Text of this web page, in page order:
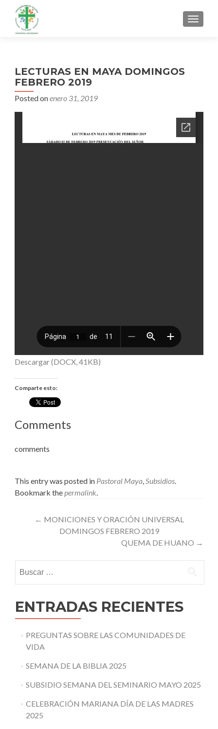
MENU
LECTURAS EN MAYA DOMINGOS
FEBRERO 2019
Posted onenero 31, 2019
Descargar (DOCX, 41KB)
Comparte esto:
Comments
comments
This entry was posted in Pastoral Maya,Subsidios.
Bookmark thepermalink.
Post
navigation
← MONICIONES Y ORACIÓN UNIVERSAL
DOMINGOS FEBRERO 2019
QUEMA DE HUANO →
ENTRADAS RECIENTES
PREGUNTAS SOBRE LAS COMUNIDADES DE
VIDA
SEMANA DE LA BIBLIA 2025
SUBSIDIO SEMANA DEL SEMINARIO MAYO 2025
CELEBRACIÓN MARIANA DÍA DE LAS MADRES
2025